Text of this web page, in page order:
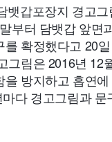
뱃갑포장지 경고
부터 담뱃갑 앞면
를 확정했다고 20
그림은 2016년 12
을 방지하고 흡연
다 경고그림과 문